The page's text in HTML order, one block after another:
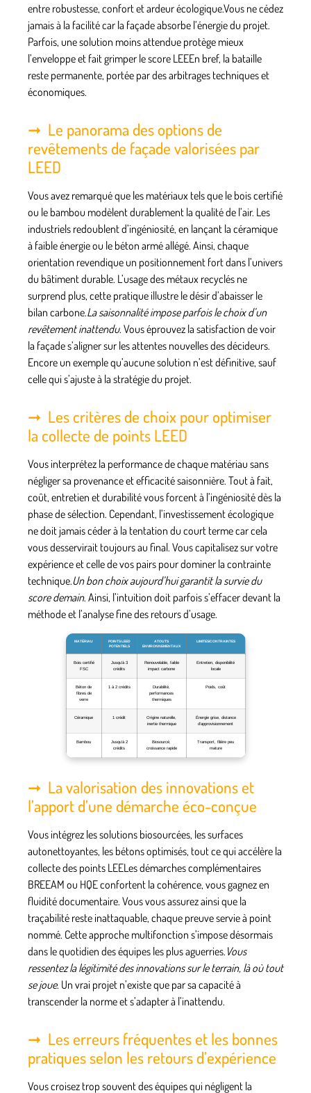
entre robustesse, confort et ardeur écologique.Vous ne cédez
jamais à la facilité car la façade absorbe l’énergie du projet.
Parfois, une solution moins attendue protège mieux
l’enveloppe et fait grimper le score LEEEn bref, la bataille
reste permanente, portée par des arbitrages techniques et
économiques.
Le panorama des options de
revêtements de façade valorisées par
LEED
Vous avez remarqué que les matériaux tels que le bois certifié
ou le bambou modèlent durablement la qualité de l’air. Les
industriels redoublent d’ingéniosité, en lançant la céramique
à faible énergie ou le béton armé allégé. Ainsi, chaque
orientation revendique un positionnement fort dans l’univers
du bâtiment durable. L’usage des métaux recyclés ne
surprend plus, cette pratique illustre le désir d’abaisser le
bilan carbone.La saisonnalité impose parfois le choix d’un
revêtement inattendu. Vous éprouvez la satisfaction de voir
la façade s’aligner sur les attentes nouvelles des décideurs.
Encore un exemple qu’aucune solution n’est définitive, sauf
celle qui s’ajuste à la stratégie du projet.
Les critères de choix pour optimiser
la collecte de points LEED
Vous interprétez la performance de chaque matériau sans
négliger sa provenance et efficacité saisonnière. Tout à fait,
coût, entretien et durabilité vous forcent à l’ingéniosité dès la
phase de sélection. Cependant, l’investissement écologique
ne doit jamais céder à la tentation du court terme car cela
vous desservirait toujours au final. Vous capitalisez sur votre
expérience et celle de vos pairs pour dominer la contrainte
technique.Un bon choix aujourd’hui garantit la survie du
score demain. Ainsi, l’intuition doit parfois s’effacer devant la
méthode et l’analyse fine des retours d’usage.
MATÉRIAU
POINTS LEED
POTENTIELS
ATOUTS
ENVIRONNEMENTAUX
LIMITES/CONTRAINTES
Bois certifié
FSC
Jusqu’à 3
crédits
Renouvelable, faible
impact carbone
Entretien, disponibilité
locale
Béton de
fibres de
verre
1 à 2 crédits
Durabilité,
performances
thermiques
Poids, coût
Céramique 1 crédit
Origine naturelle,
inertie thermique
Énergie grise, distance
d’approvisionnement
Bambou
Jusqu’à 2
crédits
Biosourcé,
croissance rapide
Transport, filière peu
mature
La valorisation des innovations et
l’apport d’une démarche éco-conçue
Vous intégrez les solutions biosourcées, les surfaces
autonettoyantes, les bétons optimisés, tout ce qui accélère la
collecte des points LEELes démarches complémentaires
BREEAM ou HQE confortent la cohérence, vous gagnez en
fluidité documentaire. Vous vous assurez ainsi que la
traçabilité reste inattaquable, chaque preuve servie à point
nommé. Cette approche multifonction s’imposedésormais
dans le quotidien des équipes les plus aguerries. Vous
ressentez la légitimité des innovations sur le terrain, là où tout
se joue. Un vrai projet n’existe que par sa capacité à
transcender la norme et s’adapter à l’inattendu.
Les erreurs fréquentes et les bonnes
pratiques selon les retours d’expérience
Vous croisez trop souvent des équipes qui négligent la